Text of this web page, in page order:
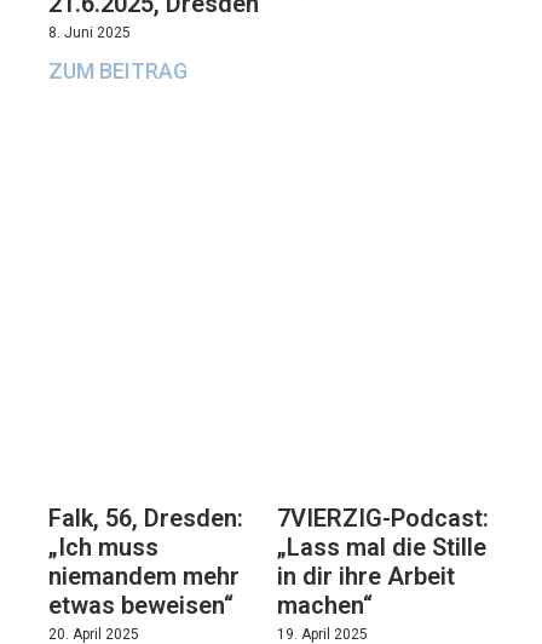
8. Juni 2025
ZUM BEITRAG
Falk, 56, Dresden:
„Ich muss
niemandem mehr
etwas beweisen“
20. April 2025
7VIERZIG-Podcast:
„Lass mal die Stille
in dir ihre Arbeit
machen“
19. April 2025